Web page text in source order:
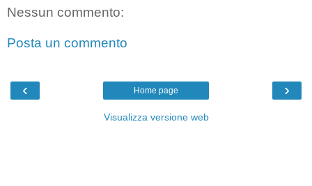
Nessun commento:
Posta un commento
‹ ›
Home page
Visualizza versione web